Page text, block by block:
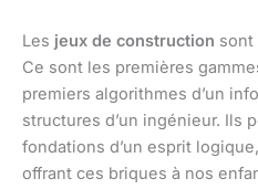
Les jeux de construction sont
Ce sont les premières
premiers algorithmes d’un
structures d’un ingénieur. Ils
fondations d’un esprit
offrant ces briques à nos